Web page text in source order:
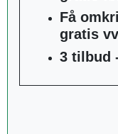
Få
gratis
3 tilbud